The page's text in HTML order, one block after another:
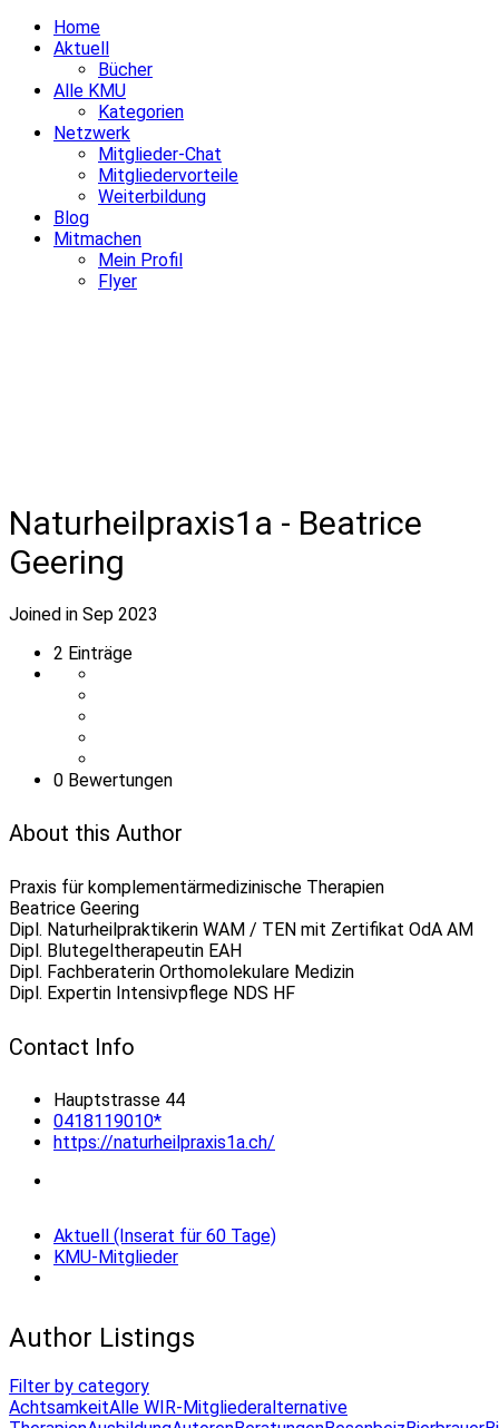
Home
Aktuell
Bücher
Alle KMU
Kategorien
Netzwerk
Mitglieder-Chat
Mitgliedervorteile
Weiterbildung
Blog
Mitmachen
Mein Profil
Flyer
Naturheilpraxis1a - Beatrice
Geering
Joined in Sep 2023
2 Einträge
0 Bewertungen
About this Author
Praxis für komplementärmedizinische Therapien
Beatrice Geering
Dipl. Naturheilpraktikerin WAM / TEN mit Zertifikat OdA AM
Dipl. Blutegeltherapeutin EAH
Dipl. Fachberaterin Orthomolekulare Medizin
Dipl. Expertin Intensivpflege NDS HF
Contact Info
Hauptstrasse 44
0418119010*
https://naturheilpraxis1a.ch/
Aktuell (Inserat für 60 Tage)
KMU-Mitglieder
Author Listings
Filter by category
AchtsamkeitAlle WIR-Mitgliederalternative